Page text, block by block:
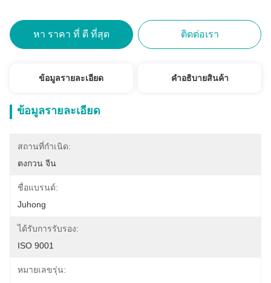
หา ราคา ที่ ดี ที่สุด ติดต่อเรา
ข้อมูลรายละเอียด คําอธิบายสินค้า
ข้อมูลรายละเอียด
สถานที่กำเนิด:
ตงกวน จีน
ชื่อแบรนด์:
Juhong
ได้รับการรับรอง:
ISO 9001
หมายเลขรุ่น: